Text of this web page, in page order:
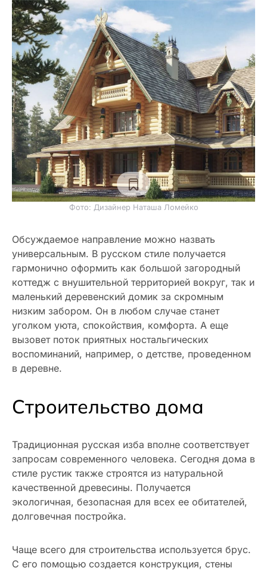
Фото: Дизайнер Наташа Ломейко
Обсуждаемое направление можно назвать
универсальным. В русском стиле получается
гармонично оформить как большой загородный
коттедж с внушительной территорией вокруг, так и
маленький деревенский домик за скромным
низким забором. Он в любом случае станет
уголком уюта, спокойствия, комфорта. А еще
вызовет поток приятных ностальгических
воспоминаний, например, о детстве, проведенном
в деревне.
Строительство дома
Традиционная русская изба вполне соответствует
запросам современного человека. Сегодня дома в
стиле рустик также строятся из натуральной
качественной древесины. Получается
экологичная, безопасная для всех ее обитателей,
долговечная постройка.
Чаще всего для строительства используется брус.
С его помощью создается конструкция, стены